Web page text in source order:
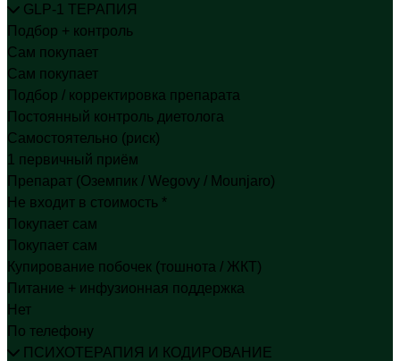
GLP-1 ТЕРАПИЯ
Подбор + контроль
Сам покупает
Сам покупает
Подбор / корректировка препарата
Постоянный контроль диетолога
Самостоятельно (риск)
1 первичный приём
Препарат (Оземпик / Wegovy / Mounjaro)
Не входит в стоимость *
Покупает сам
Покупает сам
Купирование побочек (тошнота / ЖКТ)
Питание + инфузионная поддержка
Нет
По телефону
ПСИХОТЕРАПИЯ И КОДИРОВАНИЕ